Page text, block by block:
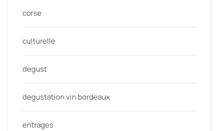
corse
culturelle
degust
degustation vin bordeaux
entrages